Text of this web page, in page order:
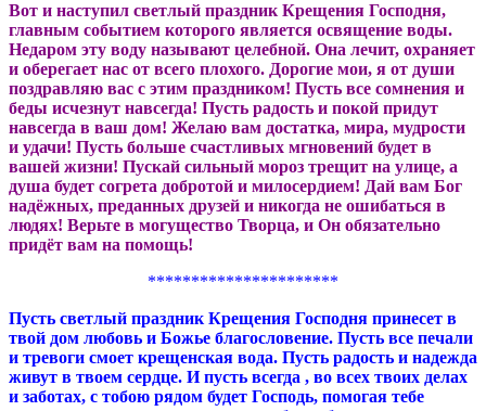
Вот и наступил светлый праздник Крещения Господня,
главным событием которого является освящение воды.
Недаром эту воду называют целебной. Она лечит, охраняет
и оберегает нас от всего плохого. Дорогие мои, я от души
поздравляю вас с этим праздником! Пусть все сомнения и
беды исчезнут навсегда! Пусть радость и покой придут
навсегда в ваш дом! Желаю вам достатка, мира, мудрости
и удачи! Пусть больше счастливых мгновений будет в
вашей жизни! Пускай сильный мороз трещит на улице, а
душа будет согрета добротой и милосердием! Дай вам Бог
надёжных, преданных друзей и никогда не ошибаться в
людях! Верьте в могущество Творца, и Он обязательно
придёт вам на помощь!
**********************
Пусть светлый праздник Крещения Господня принесет в
твой дом любовь и Божье благословение. Пусть все печали
и тревоги смоет крещенская вода. Пусть радость и надежда
живут в твоем сердце. И пусть всегда , во всех твоих делах
и заботах, с тобою рядом будет Господь, помогая тебе